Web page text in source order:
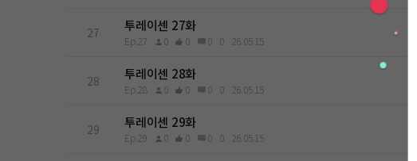
27 투레이센 27화
Ep.27 0 0 0 0 26.05.15
28 투레이센 28화
Ep.28 0 0 0 0 26.05.15
29 투레이센 29화
Ep.29 0 0 0 0 26.05.15